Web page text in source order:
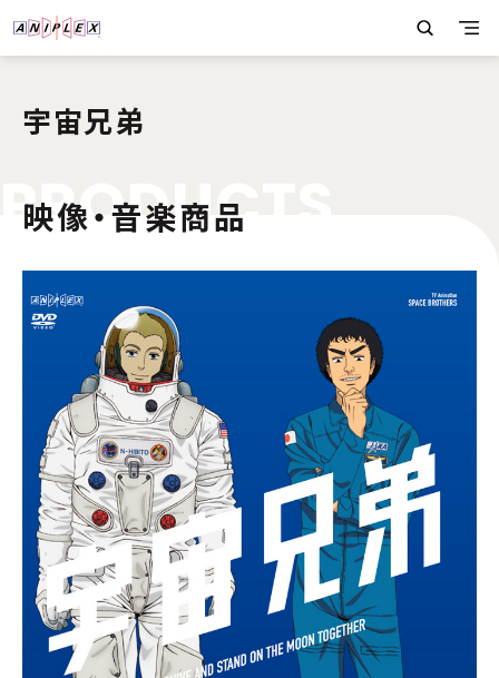
宇宙兄弟
PRODUC
映像・音楽商品